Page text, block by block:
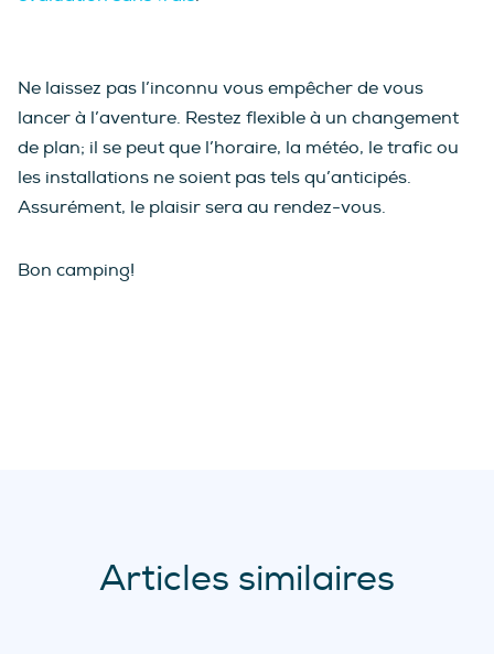
Ne laissez pas l’inconnu vous empêcher de vous
lancer à l’aventure. Restez flexible à un changement
de plan; il se peut que l’horaire, la météo, le trafic ou
les installations ne soient pas tels qu’anticipés.
Assurément, le plaisir sera au rendez-vous.
Bon camping!
Articles similaires